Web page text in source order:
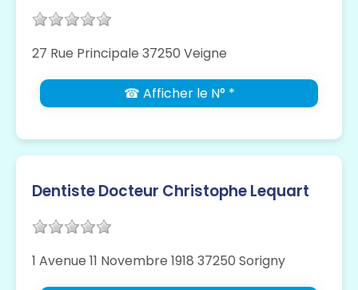
27 Rue Principale 37250 Veigne
☎ Afficher le N° *
Dentiste Docteur Christophe Lequart
1 Avenue 11 Novembre 1918 37250 Sorigny